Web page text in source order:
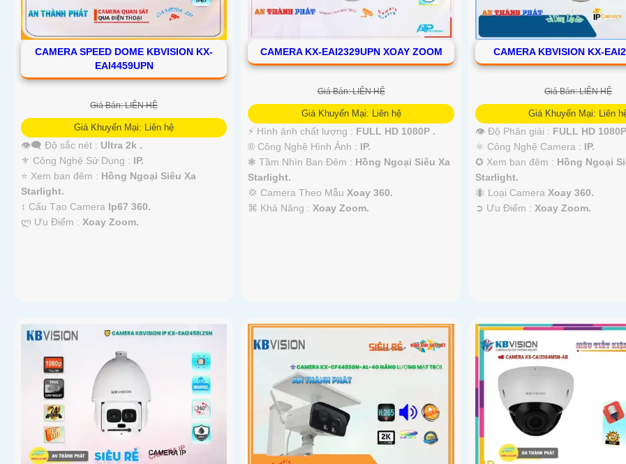
CAMERA SPEED DOME KBVISION KX-
EAI4459UPN
Giá Bán: LIÊN HỆ
Giá Khuyến Mại: Liên hệ
👁️‍🗨 Độ sắc nét : Ultra 2k .
⚜️ Công Nghệ Sử Dụng : IP.
⭐ Xem ban đêm : Hồng Ngoại Siêu Xa
Starlight.
↕️ Cấu Tạo Camera Ip67 360.
️ლ Ưu Điểm : Xoay Zoom.
CAMERA KX-EAI2329UPN XOAY ZOOM
Giá Bán: LIÊN HỆ
Giá Khuyến Mại: Liên hệ
️⚡ Hình ảnh chất lượng : FULL HD 1080P .
®️ Công Nghệ Hình Ảnh : IP.
❃ Tầm Nhìn Ban Đêm : Hồng Ngoại Siêu Xa
Starlight.
💢 Camera Theo Mẫu Xoay 360.
️⌘ Khả Năng : Xoay Zoom.
CAMERA KBVISION KX-
Giá Bán: LIÊN HỆ
Giá Khuyến Mại: Liên
👁 Độ Phân giải : FULL HD
⚛️ Công Nghệ Camera : IP.
✪ Xem ban đêm : Hồng Ngoại
Starlight.
🐜 Loại Camera Xoay 360.
️➲ Ưu Điểm : Xoay Zoom.